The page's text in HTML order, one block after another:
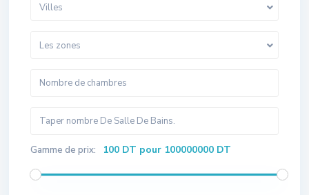
Villes
Les zones
Gamme de prix: 100 DT pour 100000000 DT